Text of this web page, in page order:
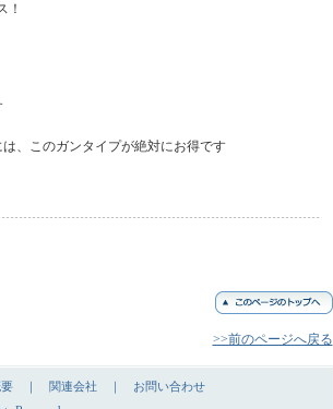
！
、このガンタイプが絶対にお得です
>>前のページへ戻る
｜ 関連会社 ｜ お問い合わせ